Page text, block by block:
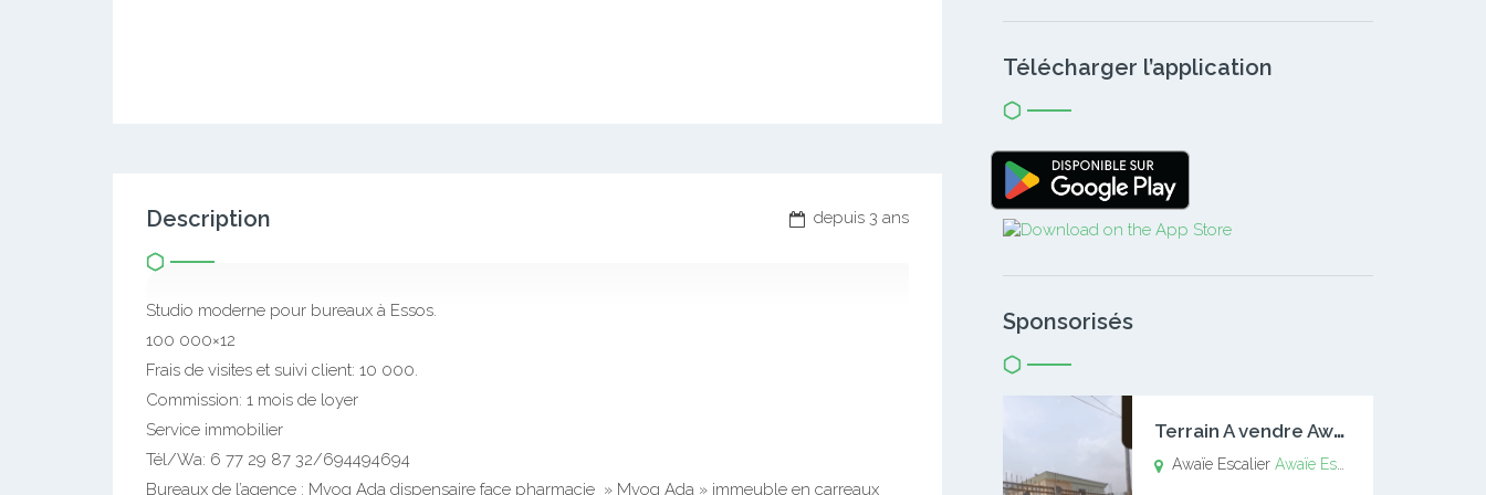
depuis 3 ans
Description
Studio moderne pour bureaux à Essos.
100 000×12
Frais de visites et suivi client: 10 000.
Commission: 1 mois de loyer
Service immobilier
Tél/Wa: 6 77 29 87 32/694494694
Bureaux de l’agence : Mvog Ada dispensaire face pharmacie » Mvog Ada » immeuble en carreaux
Télécharger l’application
Sponsorisés
T
errain A vendre Awaïe Escalier
Awaïe EscalierAwaïe Escalier